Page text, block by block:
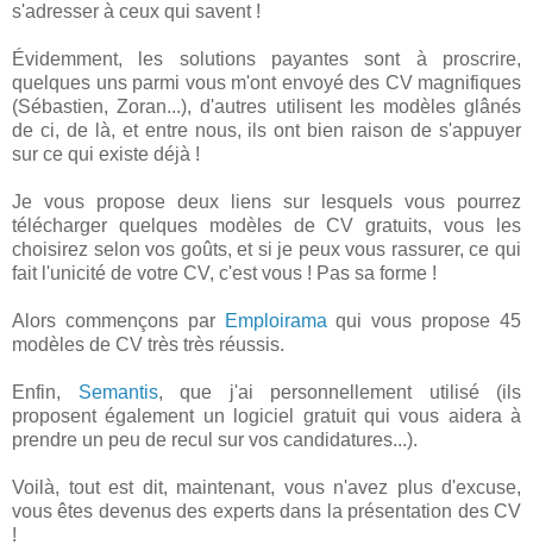
s'adresser à ceux qui savent !
Évidemment, les solutions payantes sont à proscrire,
quelques uns parmi vous m'ont envoyé des CV magnifiques
(Sébastien, Zoran...), d'autres utilisent les modèles glânés
de ci, de là, et entre nous, ils ont bien raison de s'appuyer
sur ce qui existe déjà !
Je vous propose deux liens sur lesquels vous pourrez
télécharger quelques modèles de CV gratuits, vous les
choisirez selon vos goûts, et si je peux vous rassurer, ce qui
fait l'unicité de votre CV, c'est vous ! Pas sa forme !
Alors commençons par Emploiramaqui vous propose 45
modèles de CV très très réussis.
Enfin, Semantis, que j'ai personnellement utilisé (ils
proposent également un logiciel gratuit qui vous aidera à
prendre un peu de recul sur vos candidatures...).
Voilà, tout est dit, maintenant, vous n'avez plus d'excuse,
vous êtes devenus des experts dans la présentation des CV
!